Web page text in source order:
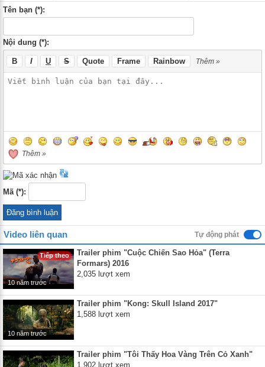
Tên bạn (*):
Nội dung (*):
B I U S Quote Frame Rainbow Thêm »
Thêm »
Mã (*):
Video liên quan Tự động phát
Tiếp theo
10 năm trước
Trailer phim "Cuộc Chiến Sao Hỏa" (Terra
Formars) 2016
2,035 lượt xem
10 năm trước
Trailer phim "Kong: Skull Island 2017"
1,588 lượt xem
Trailer phim "Tôi Thấy Hoa Vàng Trên Cỏ Xanh"
1,902 lượt xem